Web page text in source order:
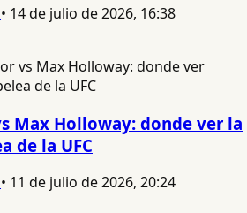
• 14 de julio de 2026, 16:38
Max Holloway: donde ver la
de la UFC
• 11 de julio de 2026, 20:24